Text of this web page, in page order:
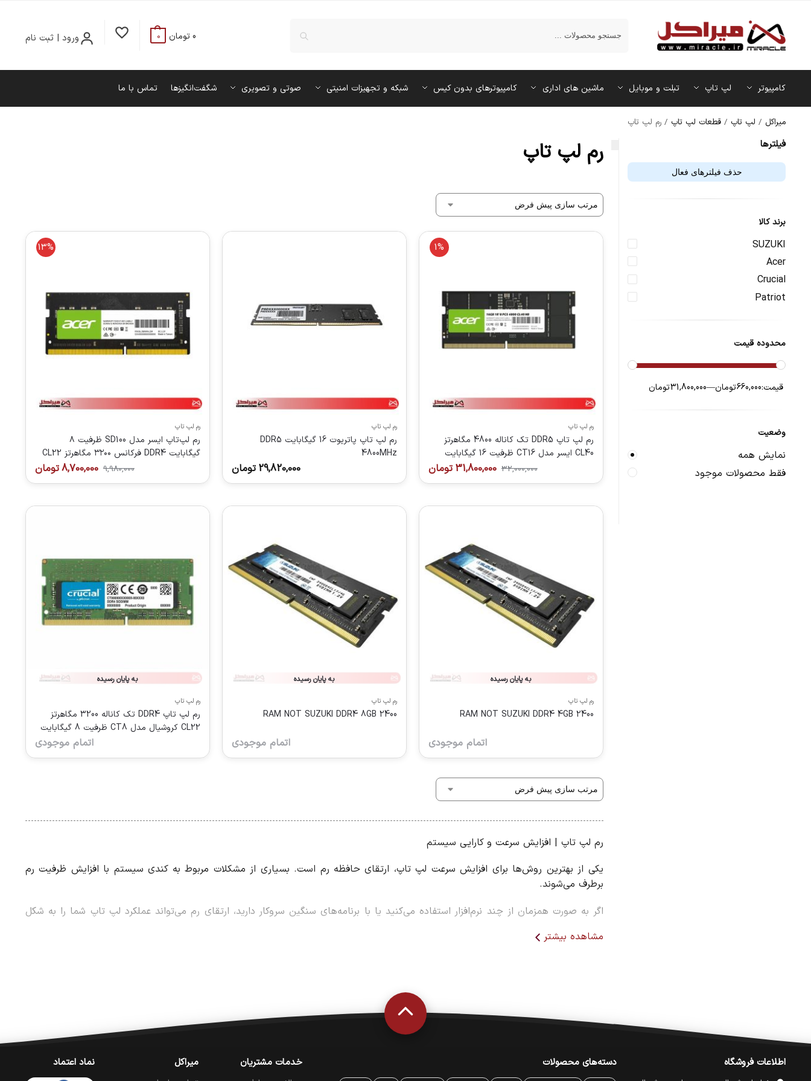
ورود | ثبت نام 0 تومان 0
کامپیوتر لپ تاپ تبلت و موبایل ماشین‌ های اداری کامپیوترهای بدون کیس شبکه و تجهیزات امنیتی صوتی و تصویری شگفت‌انگیزها تماس با ما
میراکل / لپ تاپ / قطعات لپ تاپ / رم لپ تاپ
رم لپ تاپ
1%
رم لپ تاپ
رم لپ تاپ DDR5 تک کاناله 4800 مگاهرتز
CL40 ایسر مدل CT16 ظرفیت 16 گیگابایت
32,000,000
31,800,000 تومان
رم لپ تاپ
رم لپ تاپ پاتریوت 16 گیگابایت DDR5
4800MHz
29,820,000 تومان
13%
رم لپ تاپ
رم لپ‌تاپ ایسر مدل SD100 ظرفیت ۸
گیگابایت DDR4 فرکانس ۳۲۰۰ مگاهرتز CL22
9,980,000
8,700,000تومان
به پایان رسیده
رم لپ تاپ
RAM NOT SUZUKI DDR4 4GB 2400
اتمام موجودی
به پایان رسیده
رم لپ تاپ
RAM NOT SUZUKI DDR4 8GB 2400
اتمام موجودی
به پایان رسیده
رم لپ تاپ
رم لپ تاپ DDR4 تک کاناله 3200 مگاهرتز
CL22 کروشیال مدل CT8 ظرفیت 8 گیگابایت
اتمام موجودی
رم لپ تاپ | افزایش سرعت و کارایی سیستم
یکی از بهترین روش‌ها برای افزایش سرعت لپ تاپ، ارتقای حافظه رم است. بسیاری از مشکلات مربوط به کندی سیستم با افزایش ظرفیت رم
برطرف می‌شوند.
اگر به صورت همزمان از چند نرم‌افزار استفاده می‌کنید یا با برنامه‌های سنگین سروکار دارید، ارتقای رم می‌تواند عملکرد لپ تاپ شما را به شکل
کاهش کندی سیستم
مشاهده بیشتر
فیلتر‌ها
حذف فیلترهای فعال
برند کالا
SUZUKI
Acer
Crucial
‎Patriot
محدوده قیمت
قیمت:660,000 تومان —31,800,000 تومان
وضعیت
نمایش همه
فقط محصولات موجود
اطلاعات فروشگاه
دسته‌های محصولات
خدمات مشتریان
میراکل
نماد اعتماد